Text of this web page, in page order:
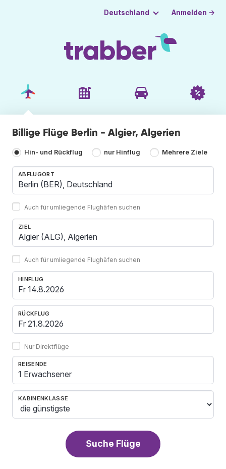
Deutschland Anmelden →
Billige Flüge Berlin - Algier, Algerien
Hin- und Rückflug nur Hinflug Mehrere Ziele
ABFLUGORT
Auch für umliegende Flughäfen suchen
ZIEL
Auch für umliegende Flughäfen suchen
HINFLUG
RÜCKFLUG
Nur Direktflüge
REISENDE
1 Erwachsener
KABINENKLASSE
Suche Flüge